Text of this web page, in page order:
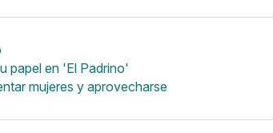
papel en 'El Padrino'
mujeres y aprovecharse